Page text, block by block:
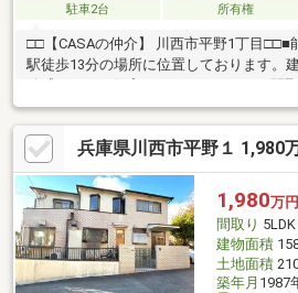
駐車2台
所有権
□□【CASAの仲介】 川西市平野1丁目□□■
駅徒歩13分の場所に位置しております。
放感あふれる住宅となっております。間
おり、ゆとりのある室内や吹き抜けが特
LDKは南向きにつき陽当たり良好♪窓から
っております。全居室6帖以上の広さが確
れぞれの生活に合わせた使い方が可能で
校まで徒歩9分の距離となっております
く、送り出されるご家族の方にとっても
兵庫県川西市平野１ 1,980
1,980万円
間取り 5LDK
建物面積
土地面積
築年月 1987